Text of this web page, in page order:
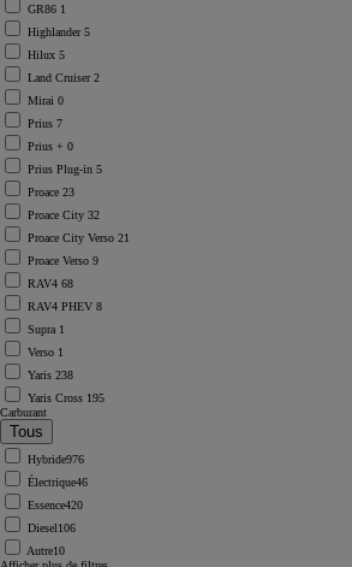
GR86 1
Highlander5
Hilux 5
Land Cruiser2
Mirai 0
Prius 7
Prius + 0
Prius Plug-in 5
Proace 23
Proace City 32
Proace City Verso 21
Proace Verso 9
RAV4 68
RAV4 PHEV 8
Supra 1
Verso 1
Yaris 238
Yaris Cross 195
Carburant
Hybride976
Électrique46
Essence420
Diesel106
Autre10